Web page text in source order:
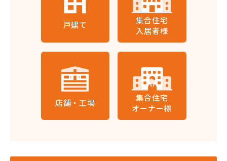
戸建て
集合住宅
入居者様
店舗・工場
集合住宅
オーナー様